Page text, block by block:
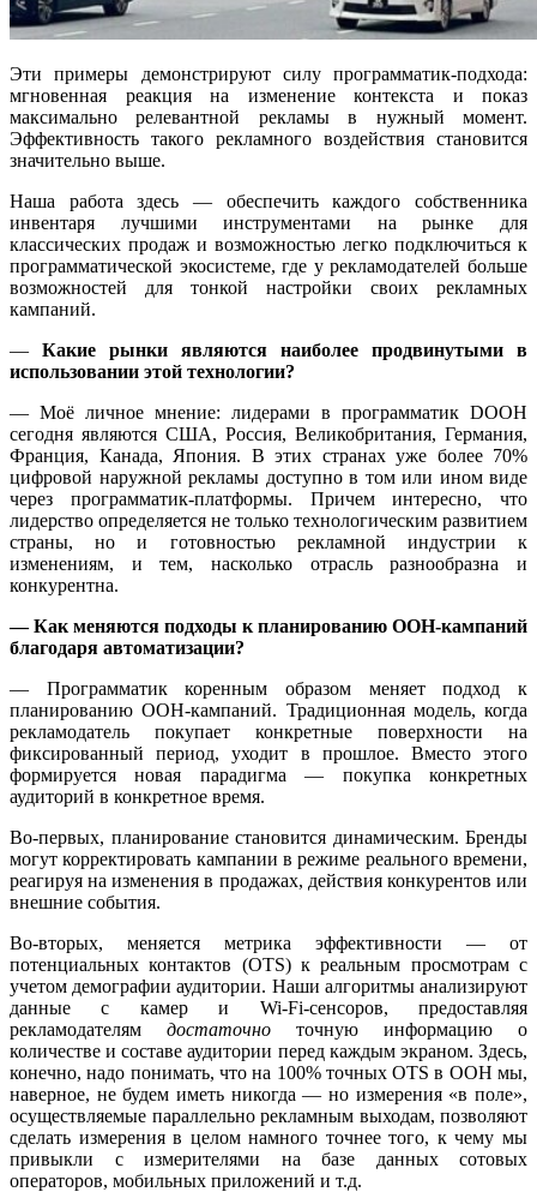
Эти примеры демонстрируют силу программатик-подхода:
мгновенная реакция на изменение контекста и показ
максимально релевантной рекламы в нужный момент.
Эффективность такого рекламного воздействия становится
значительно выше.
Наша работа здесь — обеспечить каждого собственника
инвентаря лучшими инструментами на рынке для
классических продаж и возможностью легко подключиться к
программатической экосистеме, где у рекламодателей больше
возможностей для тонкой настройки своих рекламных
кампаний.
— Какие рынки являются наиболее продвинутыми в
использовании этой технологии?
— Моё личное мнение: лидерами в программатик DOOH
сегодня являются США, Россия, Великобритания, Германия,
Франция, Канада, Япония. В этих странах уже более 70%
цифровой наружной рекламы доступно в том или ином виде
через программатик-платформы. Причем интересно, что
лидерство определяется не только технологическим развитием
страны, но и готовностью рекламной индустрии к
изменениям, и тем, насколько отрасль разнообразна и
конкурентна.
— Как меняются подходы к планированию OOH-кампаний
благодаря автоматизации?
— Программатик коренным образом меняет подход к
планированию OOH-кампаний. Традиционная модель, когда
рекламодатель покупает конкретные поверхности на
фиксированный период, уходит в прошлое. Вместо этого
формируется новая парадигма — покупка конкретных
аудиторий в конкретное время.
Во-первых, планирование становится динамическим. Бренды
могут корректировать кампании в режиме реального времени,
реагируя на изменения в продажах, действия конкурентов или
внешние события.
Во-вторых, меняется метрика эффективности — от
потенциальных контактов (OTS) к реальным просмотрам с
учетом демографии аудитории. Наши алгоритмы анализируют
данные с камер и Wi-Fi-сенсоров, предоставляя
рекламодателям достаточно точную информацию о
количестве и составе аудитории перед каждым экраном. Здесь,
конечно, надо понимать, что на 100% точных OTS в OOH мы,
наверное, не будем иметь никогда — но измерения «в поле»,
осуществляемые параллельно рекламным выходам, позволяют
сделать измерения в целом намного точнее того, к чему мы
привыкли с измерителями на базе данных сотовых
операторов, мобильных приложений и т.д.